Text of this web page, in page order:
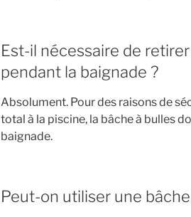
Est-il nécessaire de
pendant la baignade ?
Absolument. Pour des raisons de
total à la piscine, la bâche à bulles
baignade.
Peut-on utiliser une